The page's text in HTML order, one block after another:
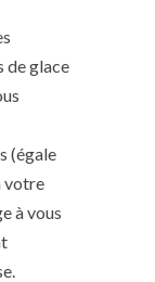
de glace
(égale
votre
à vous